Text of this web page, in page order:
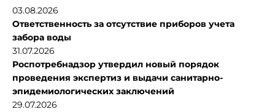
03.08.2026
Ответственность за отсутствие приборов учета
забора воды
31.07.2026
Роспотребнадзор утвердил новый порядок
проведения экспертиз и выдачи санитарно-
эпидемиологических заключений
29.07.2026